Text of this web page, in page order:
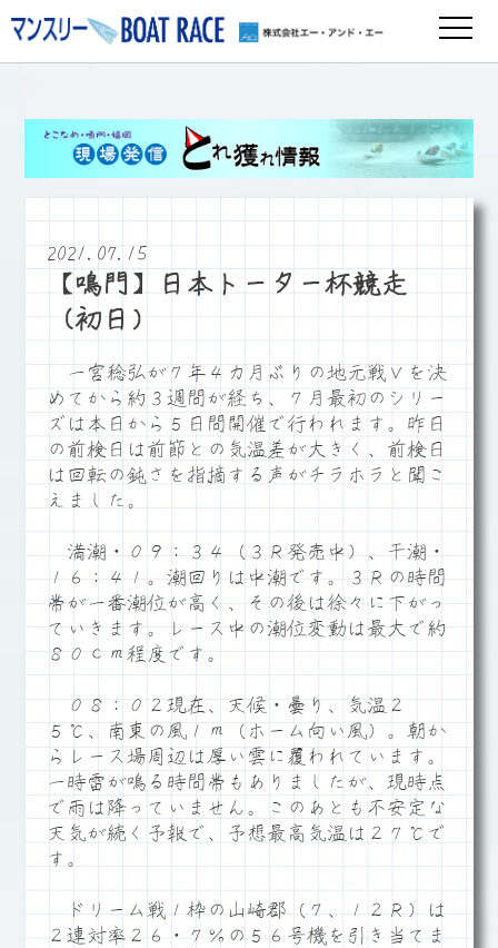
2021.07.15
【鳴門】日本トーター杯競走
（初日）
一宮稔弘が７年４カ月ぶりの地元戦Ｖを決
めてから約３週間が経ち、７月最初のシリー
ズは本日から５日間開催で行われます。昨日
の前検日は前節との気温差が大きく、前検日
は回転の鈍さを指摘する声がチラホラと聞こ
えました。
満潮・０９：３４（３Ｒ発売中）、干潮・
１６：４１。潮回りは中潮です。３Ｒの時間
帯が一番潮位が高く、その後は徐々に下がっ
ていきます。レース中の潮位変動は最大で約
８０ｃｍ程度です。
０８：０２現在、天候・曇り、気温２
５℃、南東の風１ｍ（ホーム向い風）。朝か
らレース場周辺は厚い雲に覆われています。
一時雷が鳴る時間帯もありましたが、現時点
で雨は降っていません。このあとも不安定な
天気が続く予報で、予想最高気温は２７℃で
す。
ドリーム戦１枠の山崎郡（７、１２Ｒ）は
２連対率２６・７％の５６号機を引き当てま